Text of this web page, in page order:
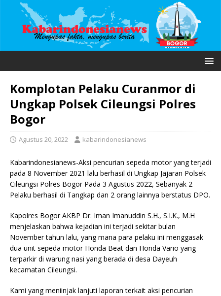
Komplotan Pelaku Curanmor di
Ungkap Polsek Cileungsi Polres
Bogor
Agustus 20, 2022 kabarindonesianews
Kabarindonesianews-Aksi pencurian sepeda motor yang terjadi
pada 8 November 2021 lalu berhasil di Ungkap Jajaran Polsek
Cileungsi Polres Bogor Pada 3 Agustus 2022, Sebanyak 2
Pelaku berhasil di Tangkap dan 2 orang lainnya berstatus DPO.
Kapolres Bogor AKBP Dr. Iman Imanuddin S.H., S.I.K., M.H
menjelaskan bahwa kejadian ini terjadi sekitar bulan
November tahun lalu, yang mana para pelaku ini menggasak
dua unit sepeda motor Honda Beat dan Honda Vario yang
terparkir di warung nasi yang berada di desa Dayeuh
kecamatan Cileungsi.
Kami yang meniinjak lanjuti laporan terkait aksi pencurian